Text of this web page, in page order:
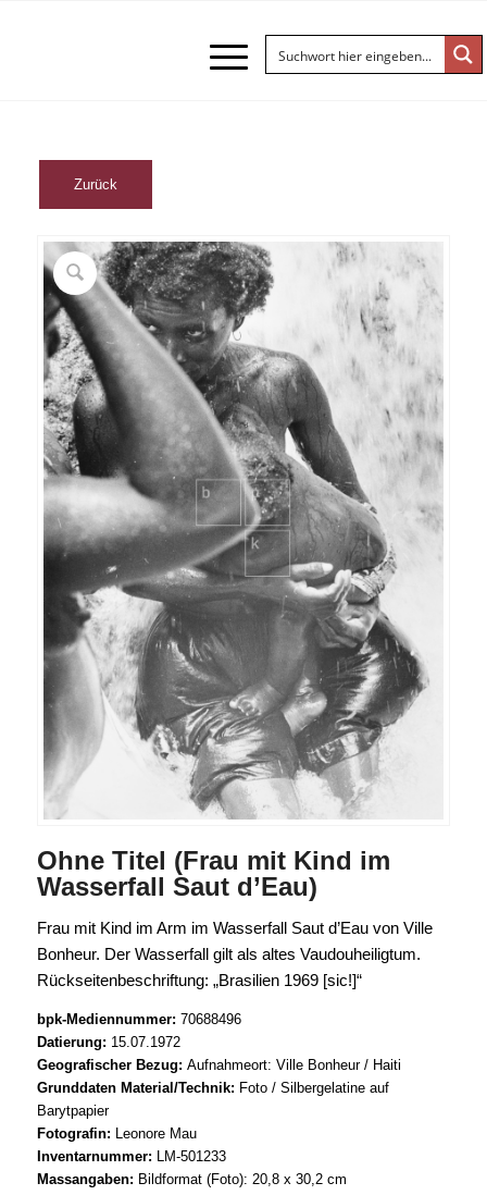
Ohne Titel (Frau mit Kind im
Wasserfall Saut d’Eau)
Frau mit Kind im Arm im Wasserfall Saut d’Eau von Ville
Bonheur. Der Wasserfall gilt als altes Vaudouheiligtum.
Rückseitenbeschriftung: „Brasilien 1969 [sic!]“
bpk-Mediennummer: 70688496
Datierung: 15.07.1972
Geografischer Bezug: Aufnahmeort: Ville Bonheur / Haiti
Grunddaten Material/Technik: Foto / Silbergelatine auf
Barytpapier
Fotografin: Leonore Mau
Inventarnummer: LM-501233
Massangaben: Bildformat (Foto): 20,8 x 30,2 cm